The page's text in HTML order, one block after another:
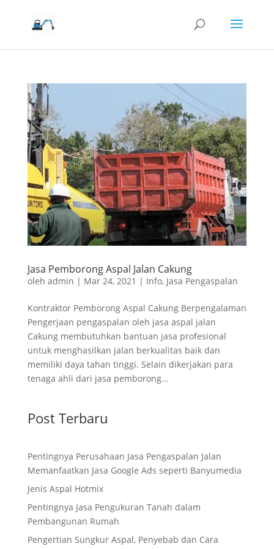
Jasa Pemborong Aspal Jalan Cakung
oleh admin | Mar 24, 2021 | Info, Jasa Pengaspalan
Kontraktor Pemborong Aspal Cakung Berpengalaman
Pengerjaan pengaspalan oleh jasa aspal jalan
Cakung membutuhkan bantuan jasa profesional
untuk menghasilkan jalan berkualitas baik dan
memiliki daya tahan tinggi. Selain dikerjakan para
tenaga ahli dari jasa pemborong...
Post Terbaru
Pentingnya Perusahaan Jasa Pengaspalan Jalan
Memanfaatkan Jasa Google Ads seperti Banyumedia
Jenis Aspal Hotmix
Pentingnya Jasa Pengukuran Tanah dalam
Pembangunan Rumah
Pengertian Sungkur Aspal, Penyebab dan Cara